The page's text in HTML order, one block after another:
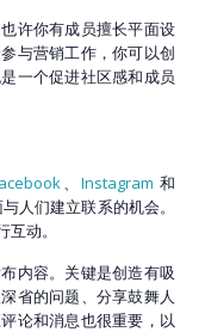
许你有成员擅长平面设
与营销工作，你可以创
一个促进社区感和成员
、Instagram 和
人们建立联系的机会。
动。
内容。关键是创造有吸
省的问题、分享鼓舞人
论和消息也很重要，以